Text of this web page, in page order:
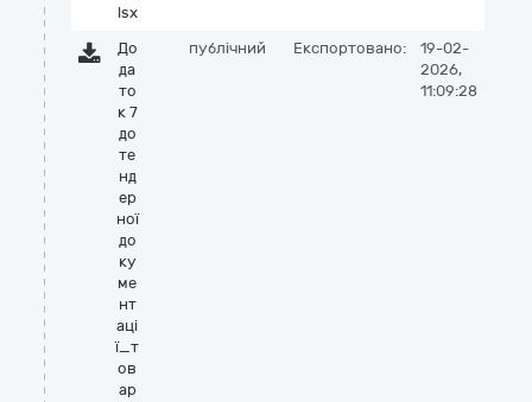
lsx
До
да
то
к 7
до
те
нд
ер
ної
до
ку
ме
нт
аці
ї_т
ов
ар
публічний Експортовано:
19-02-
2026,
11:09:28